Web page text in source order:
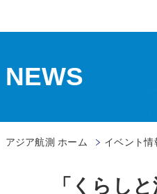
NEWS
アジア航測 ホーム イベント情
「くらし